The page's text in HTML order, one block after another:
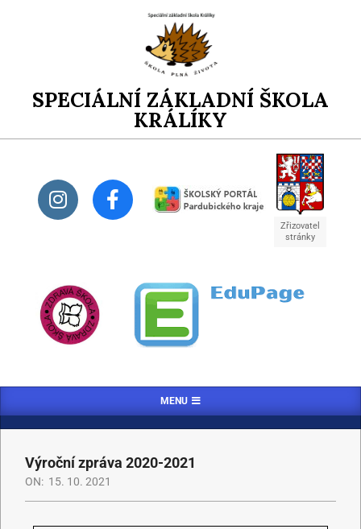
SPECIÁLNÍ ZÁKLADNÍ ŠKOLA
KRÁLÍKY
Zřizovatel
stránky
MENU
Výroční zpráva 2020-2021
ON: 15. 10. 2021